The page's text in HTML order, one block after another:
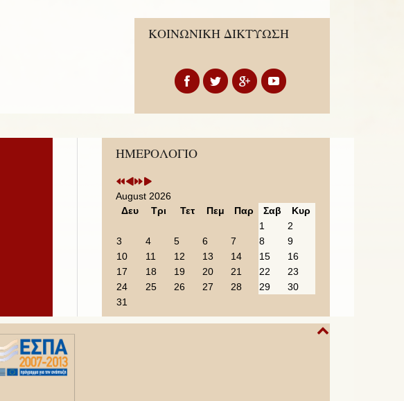
ΚΟΙΝΩΝΙΚΗ ΔΙΚΤΥΩΣΗ
ΗΜΕΡΟΛΟΓΙΟ
Previous
Year
Previous
Month
Next
Year
Next
Month
August 2026
Δευ
Τρι Τετ Πεμ Παρ Σαβ
Κυρ
1
2
3
4 5 6 7 8
9
10
11 12 13 14 15
16
17
18 19 20 21 22
23
24
25 26 27 28 29
30
31